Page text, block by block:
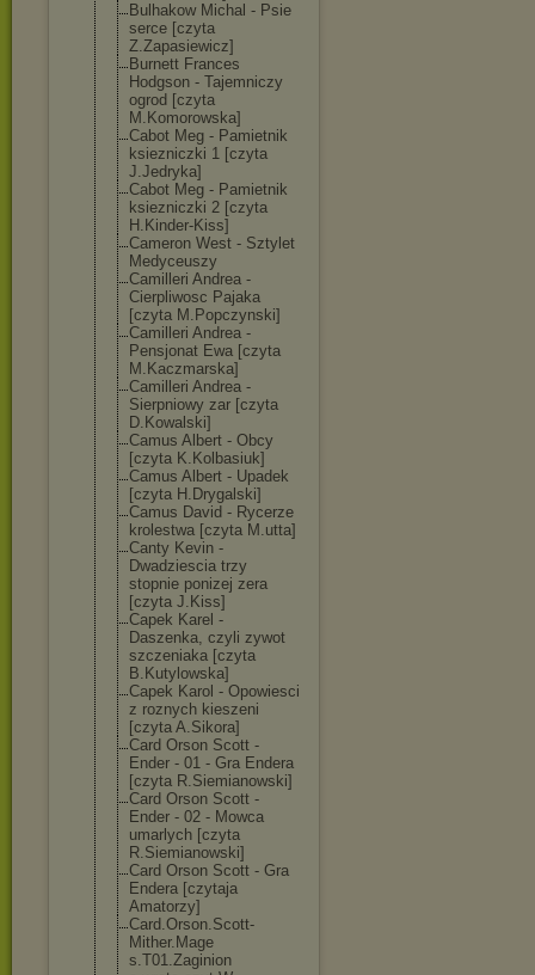
Bulhakow Michal - Psie
serce [czyta
Z.Zapasiewicz]
Burnett Frances
Hodgson - Tajemniczy
ogrod [czyta
M.Komorowska]
Cabot Meg - Pamietnik
ksiezniczki 1 [czyta
J.Jedryka]
Cabot Meg - Pamietnik
ksiezniczki 2 [czyta
H.Kinder-Kiss]
Cameron West - Sztylet
Medyceuszy
Camilleri Andrea -
Cierpliwosc Pajaka
[czyta M.Popczynski]
Camilleri Andrea -
Pensjonat Ewa [czyta
M.Kaczmarska]
Camilleri Andrea -
Sierpniowy zar [czyta
D.Kowalski]
Camus Albert - Obcy
[czyta K.Kolbasiuk]
Camus Albert - Upadek
[czyta H.Drygalski]
Camus David - Rycerze
krolestwa [czyta M.utta]
Canty Kevin -
Dwadziescia trzy
stopnie ponizej zera
[czyta J.Kiss]
Capek Karel -
Daszenka, czyli zywot
szczeniaka [czyta
B.Kutylowska]
Capek Karol - Opowiesci
z roznych kieszeni
[czyta A.Sikora]
Card Orson Scott -
Ender - 01 - Gra Endera
[czyta R.Siemianowski]
Card Orson Scott -
Ender - 02 - Mowca
umarlych [czyta
R.Siemianowski]
Card Orson Scott - Gra
Endera [czytaja
Amatorzy]
Card.Orson.Scott-
Mither.Mage
s.T01.Zaginion